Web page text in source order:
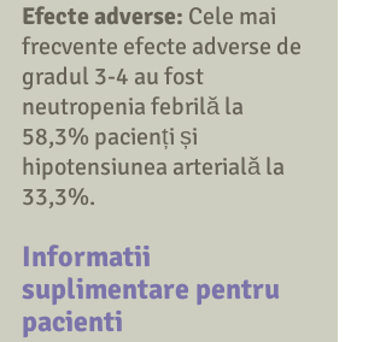
Efecte adverse: Cele mai
frecvente efecte adverse de
gradul 3-4 au fost
neutropenia febrilă la
58,3% pacienți și
hipotensiunea arterială la
33,3%.
Informatii
suplimentare pentru
pacienti